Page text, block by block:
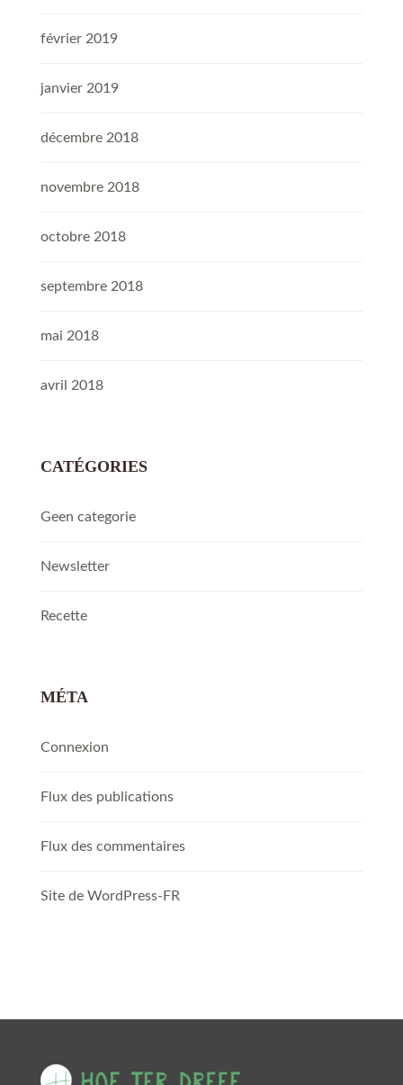
février 2019
janvier 2019
décembre 2018
novembre 2018
octobre 2018
septembre 2018
mai 2018
avril 2018
CATÉGORIES
Geen categorie
Newsletter
Recette
MÉTA
Connexion
Flux des publications
Flux des commentaires
Site de WordPress-FR